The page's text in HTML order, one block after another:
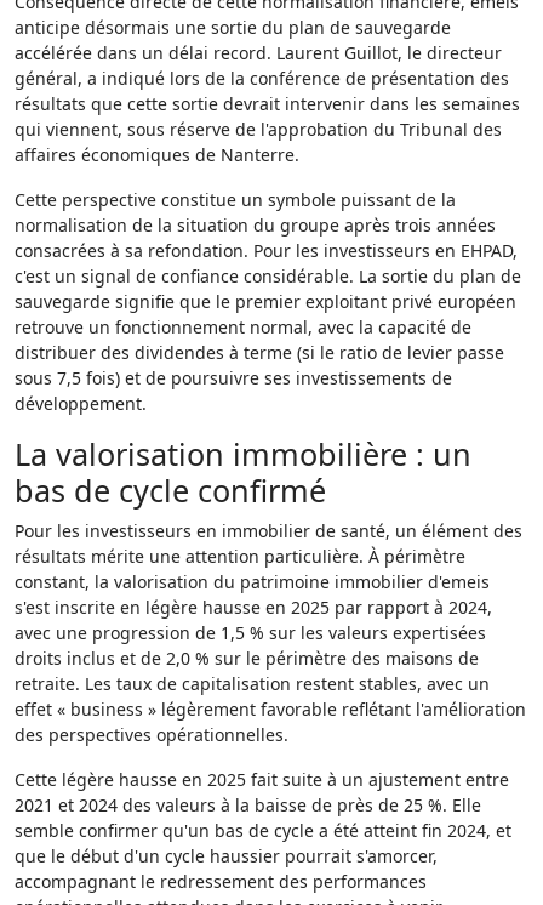
anticipe désormais une sortie du plan de sauvegarde
accélérée dans un délai record. Laurent Guillot, le directeur
général, a indiqué lors de la conférence de présentation des
résultats que cette sortie devrait intervenir dans les semaines
qui viennent, sous réserve de l'approbation du Tribunal des
affaires économiques de Nanterre.
Cette perspective constitue un symbole puissant de la
normalisation de la situation du groupe après trois années
consacrées à sa refondation. Pour les investisseurs en EHPAD,
c'est un signal de confiance considérable. La sortie du plan de
sauvegarde signifie que le premier exploitant privé européen
retrouve un fonctionnement normal, avec la capacité de
distribuer des dividendes à terme (si le ratio de levier passe
sous 7,5 fois) et de poursuivre ses investissements de
développement.
La valorisation immobilière : un
bas de cycle confirmé
Pour les investisseurs en immobilier de santé, un élément des
résultats mérite une attention particulière. À périmètre
constant, la valorisation du patrimoine immobilier d'emeis
s'est inscrite en légère hausse en 2025 par rapport à 2024,
avec une progression de 1,5 % sur les valeurs expertisées
droits inclus et de 2,0 % sur le périmètre des maisons de
retraite. Les taux de capitalisation restent stables, avec un
effet « business » légèrement favorable reflétant l'amélioration
des perspectives opérationnelles.
Cette légère hausse en 2025 fait suite à un ajustement entre
2021 et 2024 des valeurs à la baisse de près de 25 %. Elle
semble confirmer qu'un bas de cycle a été atteint fin 2024, et
que le début d'un cycle haussier pourrait s'amorcer,
accompagnant le redressement des performances